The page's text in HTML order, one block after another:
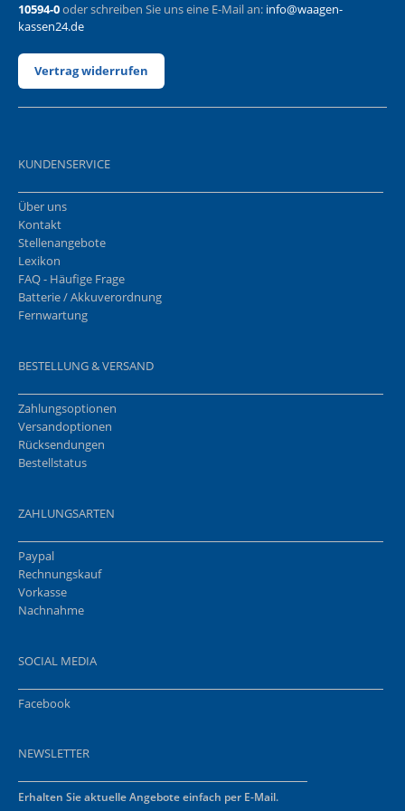
10594-0oder schreiben Sie uns eine E-Mail an: info@waagen-
kassen24.de
Vertrag widerrufen
KUNDENSERVICE
Über uns
Kontakt
Stellenangebote
Lexikon
FAQ - Häufige Frage
Batterie / Akkuverordnung
Fernwartung
BESTELLUNG & VERSAND
Zahlungsoptionen
Versandoptionen
Rücksendungen
Bestellstatus
ZAHLUNGSARTEN
Paypal
Rechnungskauf
Vorkasse
Nachnahme
SOCIAL MEDIA
Facebook
NEWSLETTER
Erhalten Sie aktuelle Angebote einfach per E-Mail.